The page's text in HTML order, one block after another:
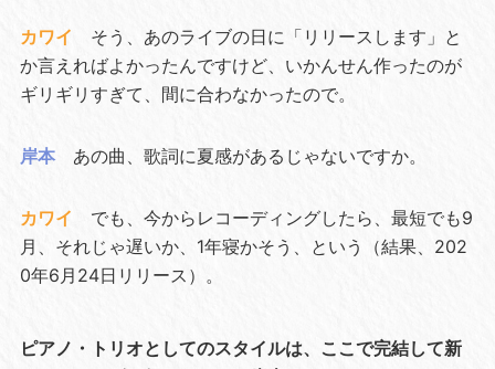
カワイ
そう、あのライブの日に「リリースします」と
か言えればよかったんですけど、いかんせん作ったのが
ギリギリすぎて、間に合わなかったので。
岸本 あの曲、歌詞に夏感があるじゃないですか。
カワイ
でも、今からレコーディングしたら、最短でも9
月、それじゃ遅いか、1年寝かそう、という（結果、202
0年6月24日リリース）。
ピアノ・トリオとしてのスタイルは、ここで完結して新